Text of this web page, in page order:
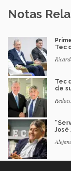
Notas
Tec
Tec
de
José